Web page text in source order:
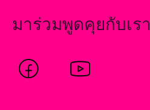
มาร่วมพูดคุยกับเรา